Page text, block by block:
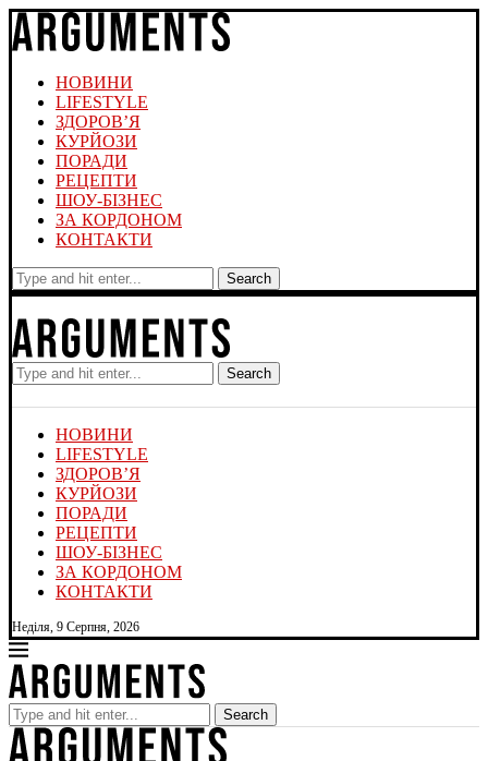
НОВИНИ
LIFESTYLE
ЗДОРОВ’Я
КУРЙОЗИ
ПОРАДИ
РЕЦЕПТИ
ШОУ-БІЗНЕС
ЗА КОРДОНОМ
КОНТАКТИ
Search
Search
НОВИНИ
LIFESTYLE
ЗДОРОВ’Я
КУРЙОЗИ
ПОРАДИ
РЕЦЕПТИ
ШОУ-БІЗНЕС
ЗА КОРДОНОМ
КОНТАКТИ
Неділя, 9 Серпня, 2026
Search